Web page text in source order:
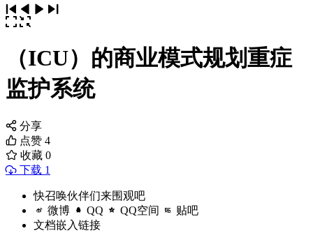
（ICU）的商业模式规划重症
监护系统
分享
点赞 4
收藏 0
下载 1
快召唤伙伴们来围观吧
微博 QQ QQ空间 贴吧
文档嵌入链接